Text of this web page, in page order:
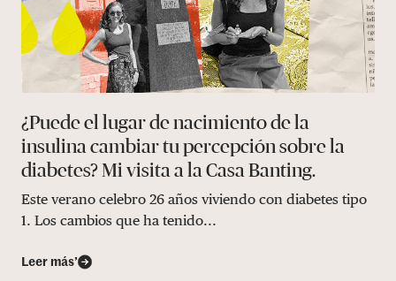
¿Puede el lugar de nacimiento de la
insulina cambiar tu percepción sobre la
diabetes? Mi visita a la Casa Banting.
Este verano celebro 26 años viviendo con diabetes tipo
1. Los cambios que ha tenido...
Leer más’